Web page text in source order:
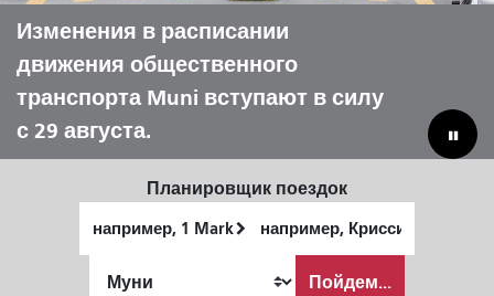
Внешние земли 7-9 августа
Изменения в расписании
движения общественного
транспорта Muni вступают в силу
с 29 августа.
Пусть Muni поможет вам провести
лето с комфортом.
Преодоление бюджетного
дефицита для спасения
муниципальных коммунальных
предприятий.
Планировщик поездок
местоположение
окончания
Пойдем...